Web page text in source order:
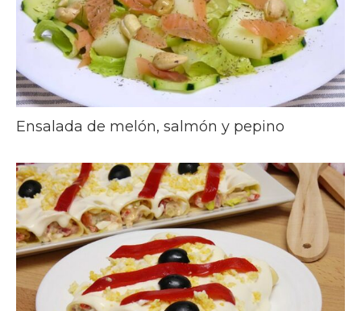
Ensalada de melón, salmón y pepino